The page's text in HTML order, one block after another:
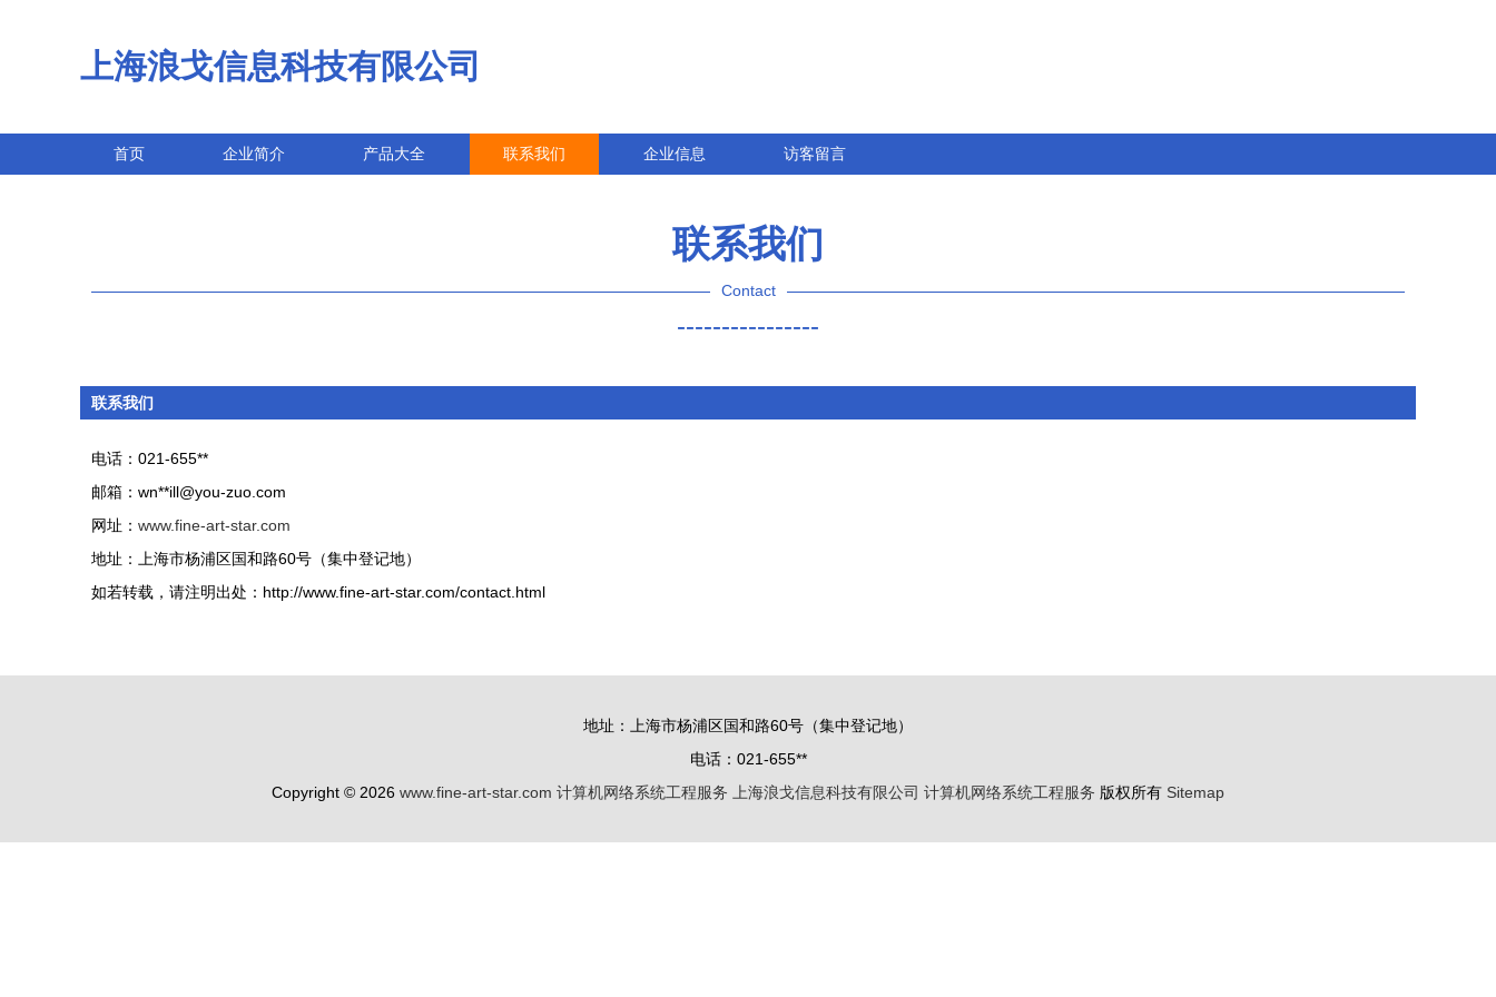
上海浪戈信息科技有限公司
首页 企业简介 产品大全 联系我们 企业信息 访客留言
联系我们
Contact
----------------
联系我们
电话：021-655**
邮箱：wn**ill@you-zuo.com
网址： www.fine-art-star.com
地址：上海市杨浦区国和路60号（集中登记地）
如若转载，请注明出处：http://www.fine-art-star.com/contact.html
地址：上海市杨浦区国和路60号（集中登记地）
电话：021-655**
Copyright © 2026 www.fine-art-star.com 计算机网络系统工程服务 上海浪戈信息科技有限公司 计算机网络系统工程服务 版权所有 Sitemap